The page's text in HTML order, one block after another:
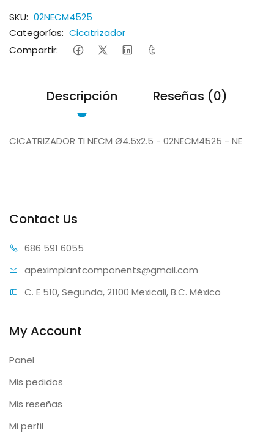
SKU: 02NECM4525
Categorías: Cicatrizador
Compartir:
Descripción Reseñas (0)
CICATRIZADOR TI NECM Ø4.5x2.5 - 02NECM4525 - NE
Contact Us
686 591 6055
apeximplantcomponents@gmail.com
C. E 510, Segunda, 21100 Mexicali, B.C. México
My Account
Panel
Mis pedidos
Mis reseñas
Mi perfil